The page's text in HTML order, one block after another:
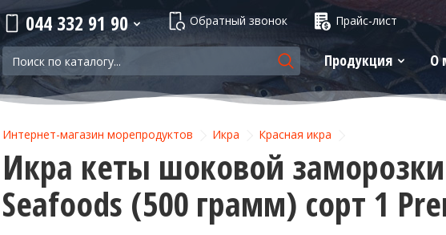
044 332 91 90 Обратный звонок Прайс-лист
Продукция О
Интернет-магазин морепродуктов Икра Красная икра
Икра кеты шоковой заморозки
Seafoods (500 грамм) сорт 1